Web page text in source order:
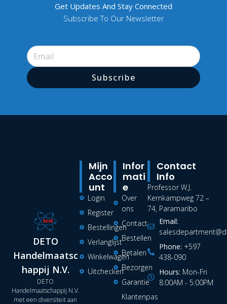
Get Updates And Stay Connected
Subscribe To Our Newsletter
Subscribe
DETO
Handelmaatsc
happij N.V.
DETO
Handelmaatschappij N.V.
met een diversiteit aan
Infor
Mati
E
Over
ons
Contact
Bestellen
Betalen
Bezorgen
Garantie
Klantenpas
Mijn
Acco
Unt
Login
Register
Bestellingen
Verlanglijst
Winkelwagen
Uitchecken
Contact
Info
Professor W.J.
Kernkampweg 72 –
74, Paramaribo
Email:
Phone: +597
438-090
Hours: Mon-Fri
8:00AM - 5:00PM